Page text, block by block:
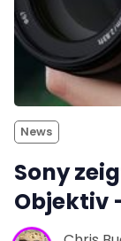
News
Sony
Objektiv